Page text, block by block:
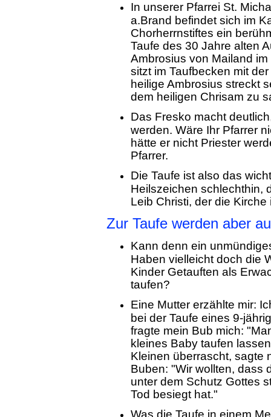
In unserer Pfarrei St.
a.Brand befindet sich im
Chorherrnstiftes ein
Taufe des 30 Jahre alten
Ambrosius von Mailand
sitzt im Taufbecken mit
heilige Ambrosius streckt
dem heiligen Chrisam zu
Das Fresko macht
werden. Wäre Ihr Pfarrer
hätte er nicht Priester
Pfarrer.
Die Taufe ist also das
Heilszeichen schlechthin,
Leib Christi, der die Kirche
Zur Taufe werden aber
Kann denn ein
Haben vielleicht doch die
Kinder Getauften als
taufen?
Eine Mutter erzählte mir:
bei der Taufe eines 9-
fragte mein Bub mich:
kleines Baby taufen
Kleinen überrascht, sagte
Buben: "Wir wollten, dass
unter dem Schutz Gottes
Tod besiegt hat."
Was die Taufe in einem